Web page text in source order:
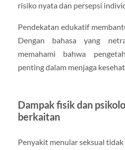
risiko nyata dan persepsi
Pendekatan edukatif
Dengan bahasa yang
memahami bahwa
penting dalam menjaga
Dampak fisik dan
berkaitan
Penyakit menular seksual